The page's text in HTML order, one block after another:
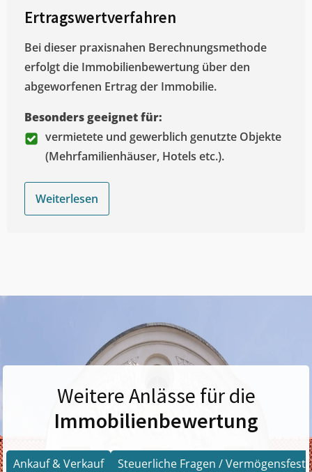
Ertragswertverfahren
Bei dieser praxisnahen Berechnungsmethode
erfolgt die Immobilienbewertung über den
abgeworfenen Ertrag der Immobilie.
Besonders geeignet für:
vermietete und gewerblich genutzte Objekte
(Mehrfamilienhäuser, Hotels etc.).
Weiterlesen
Weitere Anlässe für die
Immobilienbewertung
Ankauf & Verkauf Steuerliche Fragen /